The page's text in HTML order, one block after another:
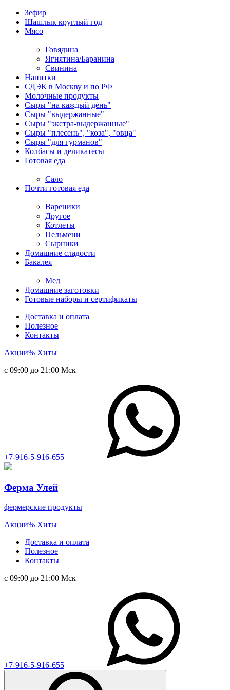
Зефир
Шашлык круглый год
Мясо
Говядина
Ягнятина/Баранина
Свинина
Напитки
СДЭК в Москву и по РФ
Молочные продукты
Сыры "на каждый день"
Сыры "выдержанные"
Сыры "экстра-выдержанные"
Сыры "плесень", "коза", "овца"
Сыры "для гурманов"
Колбасы и деликатесы
Готовая еда
Сало
Почти готовая еда
Вареники
Другое
Котлеты
Пельмени
Сырники
Домашние сладости
Бакалея
Мед
Домашние заготовки
Готовые наборы и сертификаты
Доставка и оплата
Полезное
Контакты
Акции% Хиты
с 09:00 до 21:00 Мск
+7-916-5-916-655
Ферма Улей
фермерские продукты
Акции% Хиты
Доставка и оплата
Полезное
Контакты
с 09:00 до 21:00 Мск
+7-916-5-916-655